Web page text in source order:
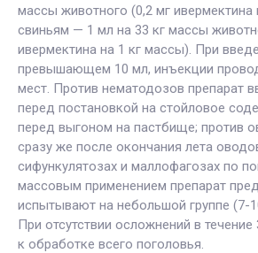
массы животного (0,2 мг ивермектина
свиньям — 1 мл на 33 кг массы
ивермектина на 1 кг массы). При
превышающем 10 мл, инъекции
мест. Против нематодозов препарат
перед постановкой на стойловое
перед выгоном на пастбище; против
сразу же после окончания лета
сифункулятозах и маллофагозах по
массовым применением препарат
испытывают на небольшой группе (7-
При отсутствии осложнений в
к обработке всего поголовья.